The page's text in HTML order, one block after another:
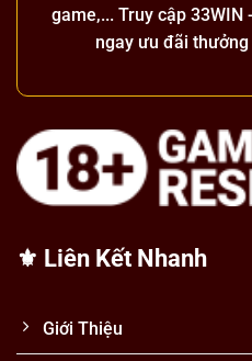
game,... Truy cập
ngay ưu đãi thưởng
⚜️ Liên Kết Nhanh
Giới Thiệu